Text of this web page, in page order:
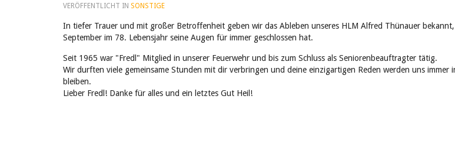
VERÖFFENTLICHT IN SONSTIGE
In tiefer Trauer und mit großer Betroffenheit geben wir das Ableben unseres HLM Alfred Thünauer
September im 78. Lebensjahr seine Augen für immer geschlossen hat.
Seit 1965 war "Fredl" Mitglied in unserer Feuerwehr und bis zum Schluss als Seniorenbeauftragter tätig.
Wir durften viele gemeinsame Stunden mit dir verbringen und deine einzigartigen Reden werden uns immer
bleiben.
Lieber Fredl! Danke für alles und ein letztes Gut Heil!